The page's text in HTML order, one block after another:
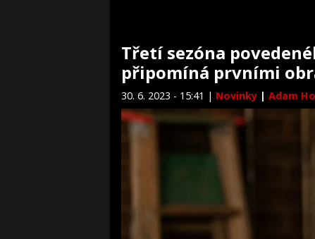
Třetí sezóna
připomíná prvními
30. 6. 2023 - 15:41 | Novinky | Adam